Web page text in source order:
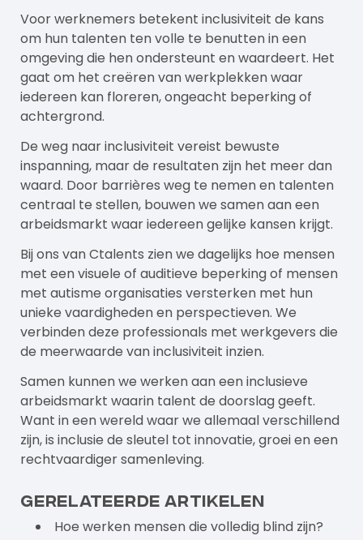
Voor werknemers betekent inclusiviteit de kans
om hun talenten ten volle te benutten in een
omgeving die hen ondersteunt en waardeert. Het
gaat om het creëren van werkplekken waar
iedereen kan floreren, ongeacht beperking of
achtergrond.
De weg naar inclusiviteit vereist bewuste
inspanning, maar de resultaten zijn het meer dan
waard. Door barrières weg te nemen en talenten
centraal te stellen, bouwen we samen aan een
arbeidsmarkt waar iedereen gelijke kansen krijgt.
Bij ons vanCtalents zien we dagelijks hoe mensen
met een visuele of auditieve beperking of mensen
met autisme organisaties versterken met hun
unieke vaardigheden en perspectieven. We
verbinden deze professionals met werkgevers die
de meerwaarde van inclusiviteit inzien.
Samen kunnen we werken aan een inclusieve
arbeidsmarkt waarin talent de doorslag geeft.
Want in een wereld waar we allemaal verschillend
zijn, is inclusie de sleutel tot innovatie, groei en een
rechtvaardiger samenleving.
Gerelateerde artikelen
Hoe werken mensen die volledig blind zijn?